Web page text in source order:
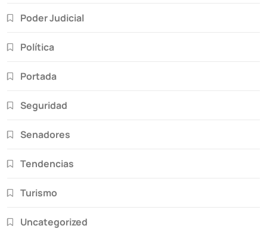
Poder Judicial
Política
Portada
Seguridad
Senadores
Tendencias
Turismo
Uncategorized